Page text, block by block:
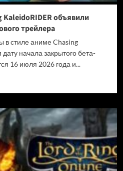
KaleidoRIDER объявили
трейлера
в стиле аниме Chasing
начала закрытого бета-
16 июля 2026 года и...